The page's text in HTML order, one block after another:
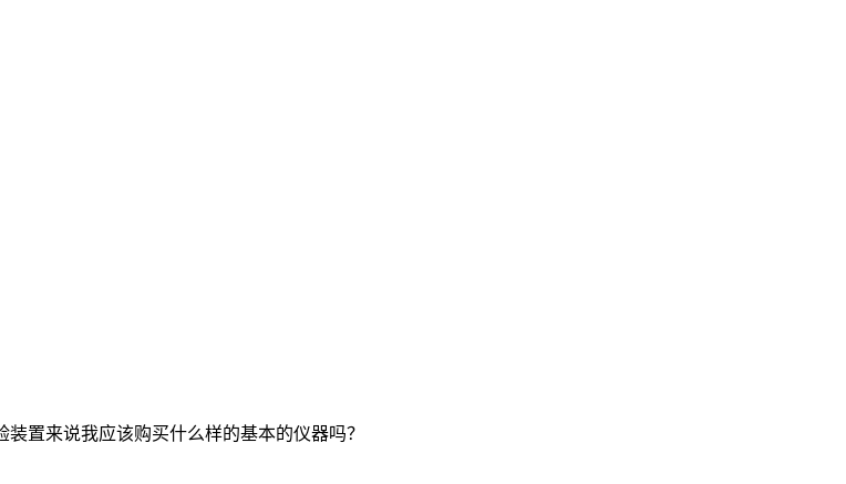
置来说我应该购买什么样的基本的仪器吗？